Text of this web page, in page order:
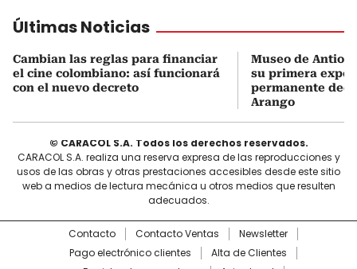
Últimas Noticias
Cambian las reglas para financiar
el cine colombiano: así funcionará
con el nuevo decreto
Museo de
su primera
permanente
Arango
© CARACOL S.A. Todos los derechos reservados.
CARACOL S.A. realiza una reserva expresa de las reproducciones y
usos de las obras y otras prestaciones accesibles desde este sitio
web a medios de lectura mecánica u otros medios que resulten
adecuados.
Contacto Contacto Ventas
Newsletter
Pago electrónico clientes
Alta de Clientes